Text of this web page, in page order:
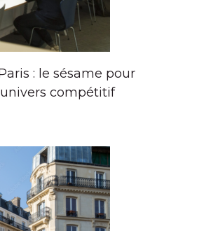
: le sésame pour
compétitif